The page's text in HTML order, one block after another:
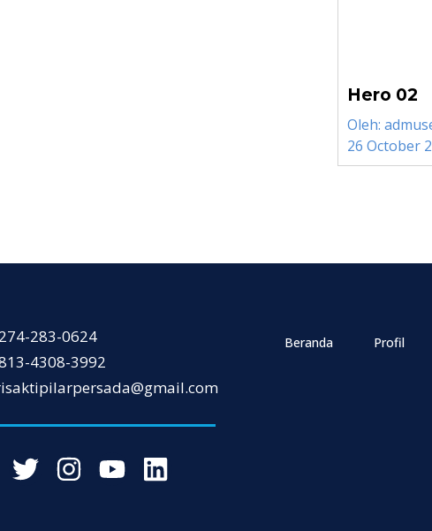
Hero 02
Oleh:
26 October
283-0624
4308-3992
Beranda Profil